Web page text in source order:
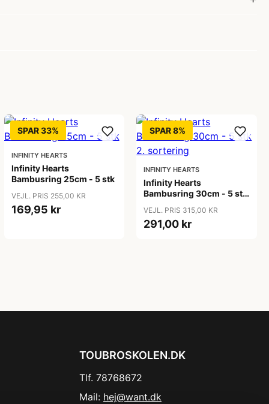
SPAR 33%
INFINITY HEARTS
Infinity Hearts
Bambusring 25cm - 5 stk
VEJL. PRIS 255,00 KR
169,95 kr
SPAR 8%
INFINITY HEARTS
Infinity Hearts
Bambusring 30cm - 5 stk
VEJL. PRIS 315,00 KR
291,00 kr
TOUBROSKOLEN.DK
Tlf. 78768672
Mail: hej@want.dk